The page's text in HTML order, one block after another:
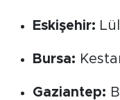
Eskişehir:
Bursa:
Gaziantep: